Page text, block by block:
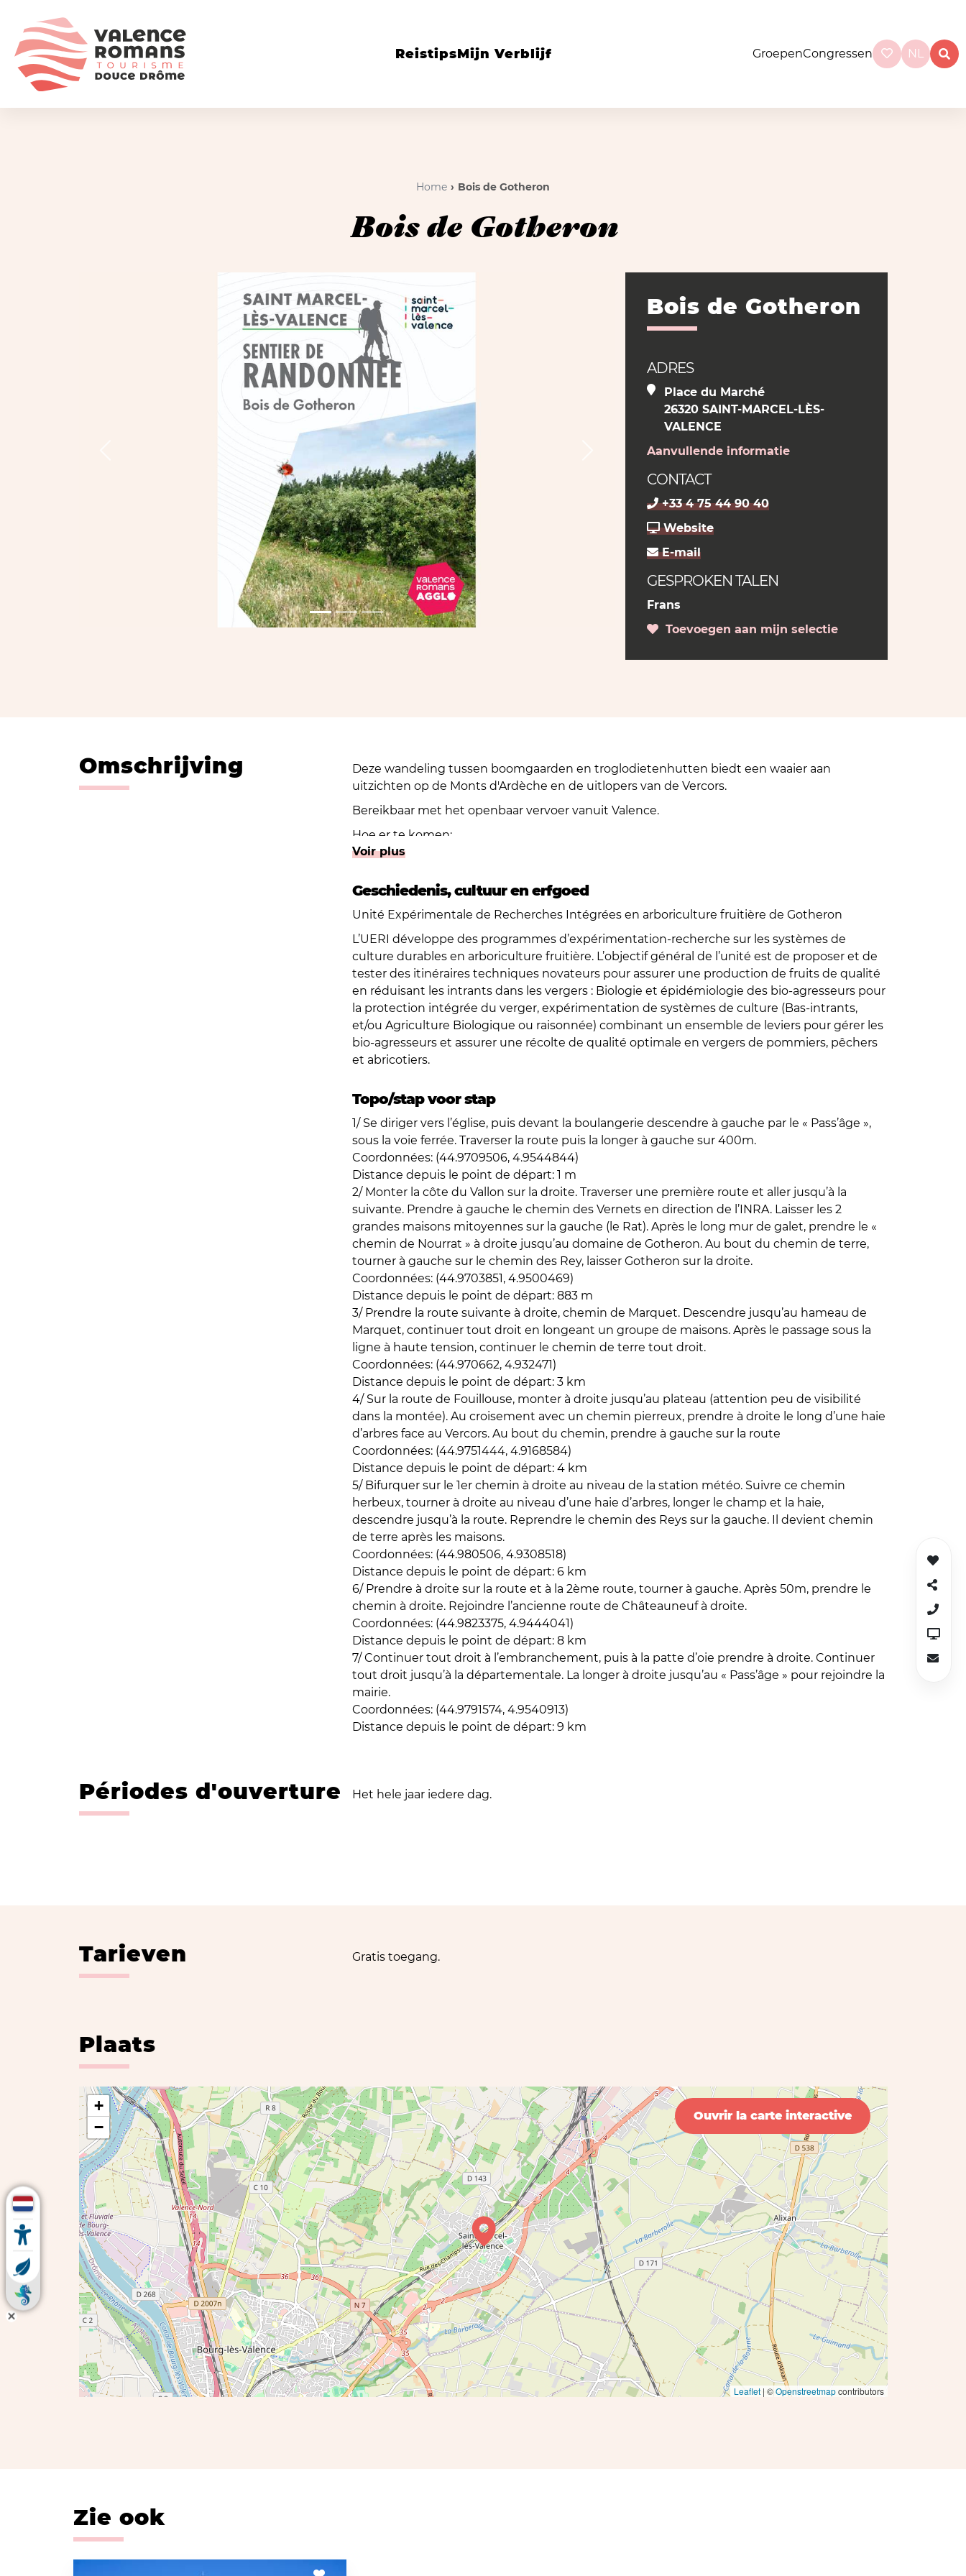
ReistipsMijn Verblijf GroepenCongressen NL
Home Bois de Gotheron
Bois de Gotheron
Bois de Gotheron
ADRES
Place du Marché
26320 SAINT-MARCEL-LÈS-
VALENCE
Aanvullende informatie
CONTACT
+33 4 75 44 90 40
Website
E-mail
GESPROKEN TALEN
Frans
Toevoegen aan mijn selectie
Omschrijving
Deze wandeling tussen boomgaarden en troglodietenhutten biedt een waaier aan
uitzichten op de Monts d'Ardèche en de uitlopers van de Vercors.
Bereikbaar met het openbaar vervoer vanuit Valence.
Hoe er te komen:
- Neem lijn 14 van het Citéa-netwerk vanaf Pôle Bus Valence (richting St Marcel).
begint.
Voir plus
Geschiedenis, cultuur en erfgoed
Unité Expérimentale de Recherches Intégrées en arboriculture fruitière de Gotheron
L’UERI développe des programmes d’expérimentation-recherche sur les systèmes de
culture durables en arboriculture fruitière. L’objectif général de l’unité est de proposer et de
tester des itinéraires techniques novateurs pour assurer une production de fruits de qualité
en réduisant les intrants dans les vergers : Biologie et épidémiologie des bio-agresseurs pour
la protection intégrée du verger, expérimentation de systèmes de culture (Bas-intrants,
et/ou Agriculture Biologique ou raisonnée) combinant un ensemble de leviers pour gérer les
bio-agresseurs et assurer une récolte de qualité optimale en vergers de pommiers, pêchers
et abricotiers.
Topo/stap voor stap
1/ Se diriger vers l’église, puis devant la boulangerie descendre à gauche par le « Pass’âge »,
sous la voie ferrée. Traverser la route puis la longer à gauche sur 400m.
Coordonnées: (44.9709506, 4.9544844)
Distance depuis le point de départ: 1 m
2/ Monter la côte du Vallon sur la droite. Traverser une première route et aller jusqu’à la
suivante. Prendre à gauche le chemin des Vernets en direction de l’INRA. Laisser les 2
grandes maisons mitoyennes sur la gauche (le Rat). Après le long mur de galet, prendre le «
chemin de Nourrat » à droite jusqu’au domaine de Gotheron. Au bout du chemin de terre,
tourner à gauche sur le chemin des Rey, laisser Gotheron sur la droite.
Coordonnées: (44.9703851, 4.9500469)
Distance depuis le point de départ: 883 m
3/ Prendre la route suivante à droite, chemin de Marquet. Descendre jusqu’au hameau de
Marquet, continuer tout droit en longeant un groupe de maisons. Après le passage sous la
ligne à haute tension, continuer le chemin de terre tout droit.
Coordonnées: (44.970662, 4.932471)
Distance depuis le point de départ: 3 km
4/ Sur la route de Fouillouse, monter à droite jusqu’au plateau (attention peu de visibilité
dans la montée). Au croisement avec un chemin pierreux, prendre à droite le long d’une haie
d’arbres face au Vercors. Au bout du chemin, prendre à gauche sur la route
Coordonnées: (44.9751444, 4.9168584)
Distance depuis le point de départ: 4 km
5/ Bifurquer sur le 1er chemin à droite au niveau de la station météo. Suivre ce chemin
herbeux, tourner à droite au niveau d’une haie d’arbres, longer le champ et la haie,
descendre jusqu’à la route. Reprendre le chemin des Reys sur la gauche. Il devient chemin
de terre après les maisons.
Coordonnées: (44.980506, 4.9308518)
Distance depuis le point de départ: 6 km
6/ Prendre à droite sur la route et à la 2ème route, tourner à gauche. Après 50m, prendre le
chemin à droite. Rejoindre l’ancienne route de Châteauneuf à droite.
Coordonnées: (44.9823375, 4.9444041)
Distance depuis le point de départ: 8 km
7/ Continuer tout droit à l’embranchement, puis à la patte d’oie prendre à droite. Continuer
tout droit jusqu’à la départementale. La longer à droite jusqu’au « Pass’âge » pour rejoindre la
mairie.
Coordonnées: (44.9791574, 4.9540913)
Distance depuis le point de départ: 9 km
Périodes d'ouverture Het hele jaar iedere dag.
Tarieven Gratis toegang.
Plaats
Ouvrir la carte interactive
+
−
Leaflet| ©Openstreetmapcontributors
Zie ook